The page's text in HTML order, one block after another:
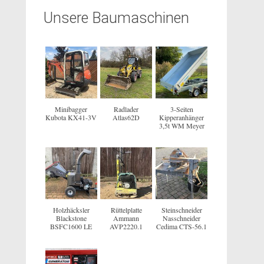
Unsere Baumaschinen
Minibagger
Kubota KX41-3V
Radlader
Atlas62D
3-Seiten
Kipperanhänger
3,5t WM Meyer
Holzhäcksler
Blackstone
BSFC1600 LE
Rüttelplatte
Ammann
AVP2220.1
Steinschneider
Nasschneider
Cedima CTS-56.1